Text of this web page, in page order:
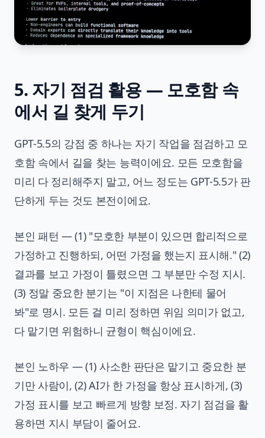
5. 자기 점검 활용 — 모호함 속
에서 길 찾게 두기
GPT-5.5의 강점 중 하나는 자기 작업을 점검하고 모
호함 속에서 길을 찾는 능력이에요. 모든 모호함을
미리 다 정리해주지 말고, 어느 정도는 GPT-5.5가 판
단하게 두는 것도 본전이에요.
본인 패턴 — (1) "모호한 부분이 있으면 합리적으로
가정하고 진행하되, 어떤 가정을 했는지 표시해." (2)
결과를 보고 가정이 틀렸으면 그 부분만 수정 지시.
(3) 정말 중요한 분기는 "이 지점은 나한테 물어
봐"로 명시. 모든 걸 미리 정하면 위임 의미가 없고,
다 맡기면 위험하니 균형이 핵심이에요.
본인 노하우 — (1) 사소한 판단은 맡기고 중요한 분
기만 사람이, (2) AI가 한 가정을 항상 표시하게, (3)
가정 표시를 보고 빠르게 방향 보정. 자기 점검을 활
용하면 지시 부담이 줄어요.